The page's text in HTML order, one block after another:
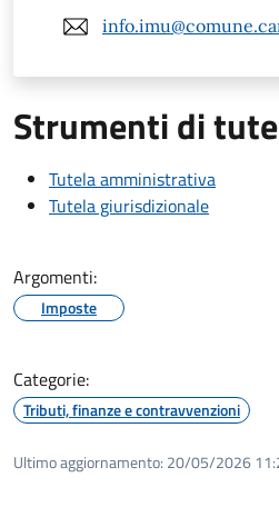
Strumenti di
Tutela amministrativa
Tutela giurisdizionale
Argomenti:
Imposte
Categorie:
Tributi, finanze e contravvenzioni
Ultimo aggiornamento: 20/05/2026